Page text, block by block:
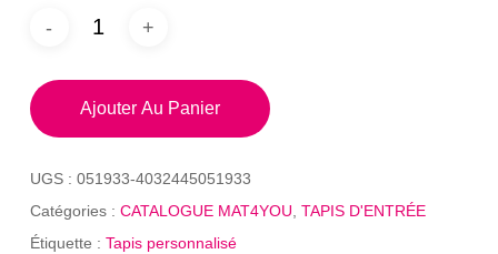
Ajouter Au Panier
UGS : 051933-4032445051933
Catégories : CATALOGUE MAT4YOU TAPIS D'ENTRÉE
Étiquette : Tapis personnalisé